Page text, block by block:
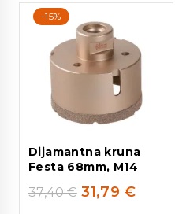
-15%
Dijamantna kruna
Festa 68mm, M14
37,40€ 31,79 €